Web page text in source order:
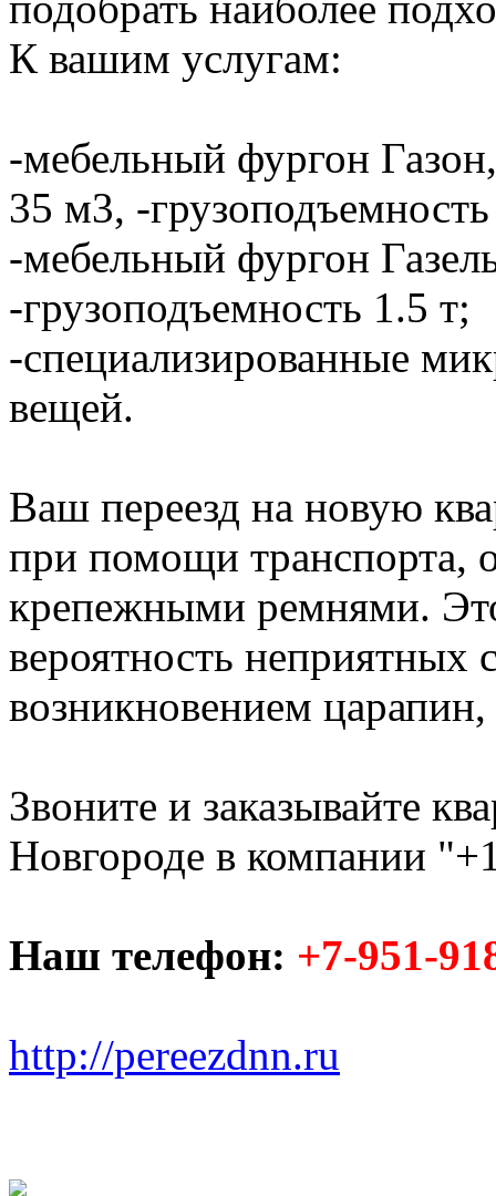
К вашим услугам:
-мебельный фургон
35 м3, -
-мебельный фургон
-грузоподъемность 1.5 т;
-специализированные
вещей.
Ваш переезд на новую
при помощи транспорта,
крепежными ремнями.
вероятность неприятных
возникновением царапин,
Звоните и заказывайте
Новгороде в компании
Наш телефон: +7-951-
http://pereezdnn.ru